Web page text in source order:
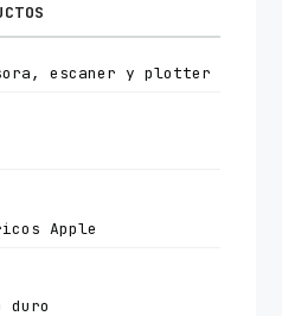
escaner y plotter
Apple
duro